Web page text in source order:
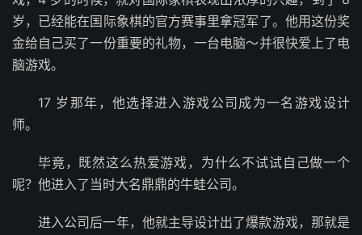
岁，已经能在国际象棋的官方赛事里拿冠军了。他用这份奖
金给自己买了一份重要的礼物，一台电脑～并很快爱上了电
脑游戏。
17 岁那年，他选择进入游戏公司成为一名游戏设计
师。
毕竟，既然这么热爱游戏，为什么不试试自己做一个
呢？他进入了当时大名鼎鼎的牛蛙公司。
进入公司后一年，他就主导设计出了爆款游戏，那就是